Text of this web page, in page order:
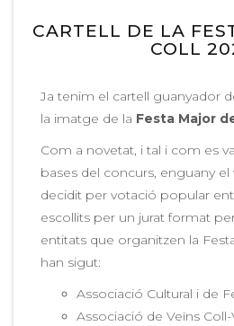
CARTELL DE LA
COLL
Ja tenim el cartell guanyador
la imatge de la Festa Major
Com a novetat, i tal i com es
bases del concurs, enguany el
decidit per votació popular
escollits per un jurat format
entitats que organitzen la
han sigut:
Associació Cultural i de
Associació de Veïns Coll-